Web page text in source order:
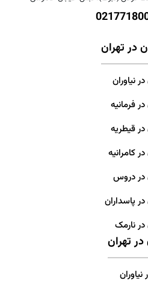
در تهران
نیاوران
فرمانیه
قیطریه
کامرانیه
در دروس
پاسداران
نارمک
در تهران